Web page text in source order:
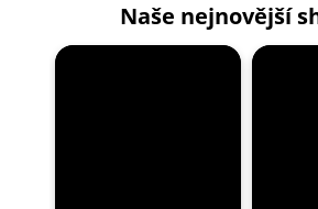
Naše nejnovější